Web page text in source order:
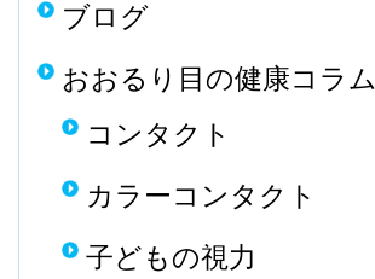
ブログ
おおるり目の健康コラム
コンタクト
カラーコンタクト
子どもの視力